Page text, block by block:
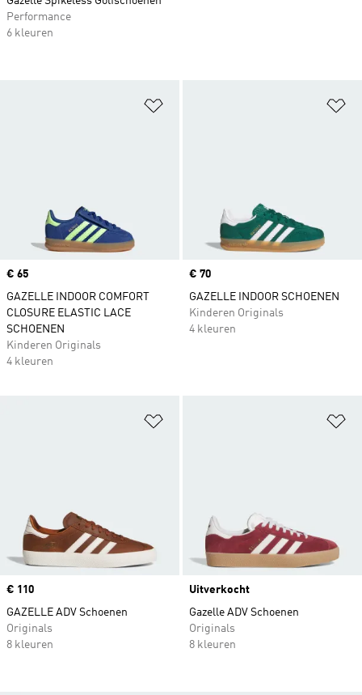
Price
€ 65
GAZELLE INDOOR COMFORT
CLOSURE ELASTIC LACE
SCHOENEN
Kinderen Originals
4 kleuren
Price
€ 70
GAZELLE INDOOR SCHOENEN
Kinderen Originals
4 kleuren
Price
€ 110
GAZELLE ADV Schoenen
Originals
8 kleuren
Uitverkocht
Gazelle ADV Schoenen
Originals
8 kleuren
Performance
6 kleuren